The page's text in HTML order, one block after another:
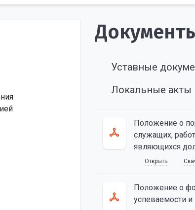
Уставные
Локальные акты
Положение о
служащих,
являющихся
Открыть
Положение о
успеваемости